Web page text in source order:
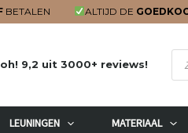
BETALEN ALTIJD DE
9,2 uit 3000+ reviews!
LEUNINGEN MATERIAAL